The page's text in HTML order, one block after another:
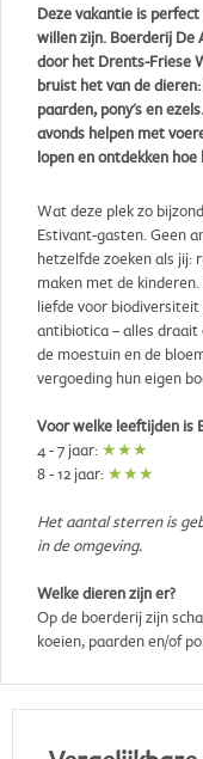
Deze vakantie is
willen zijn. Boerderij De
door het Drents-Friese
bruist het van de
paarden, pony's en
avonds helpen met
lopen en ontdekken
Wat deze plek zo
Estivant-gasten. Geen
hetzelfde zoeken als jij:
maken met de
liefde voor
antibiotica – alles
de moestuin en de
vergoeding hun eigen
Voor welke leeftijden is
4 - 7 jaar: ★★★
8 - 12 jaar: ★★★
Het aantal sterren is
in de omgeving.
Welke dieren zijn er?
Op de boerderij zijn
koeien, paarden en/of